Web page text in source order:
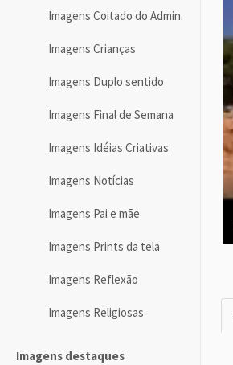
Imagens Coitado do Admin.
Imagens Crianças
Imagens Duplo sentido
Imagens Final de Semana
Imagens Idéias Criativas
Imagens Notícias
Imagens Pai e mãe
Imagens Prints da tela
Imagens Reflexão
Imagens Religiosas
Imagens destaques